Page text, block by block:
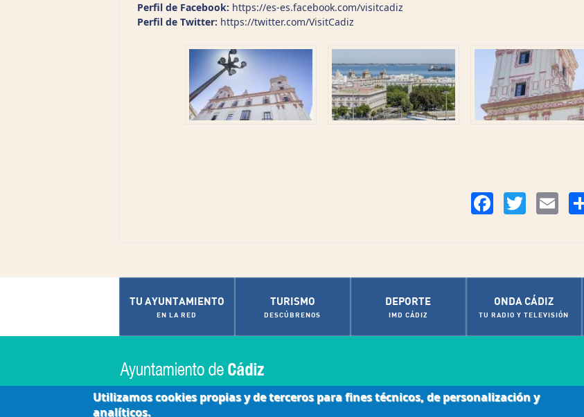
Perfil de Facebook: https://es-es.facebook.com/visitcadiz
Perfil de Twitter: https://twitter.com/VisitCadiz
FacebookTwitter Email
TU AYUNTAMIENTO
EN LA RED
TURISMO
DESCÚBRENOS
DEPORTE
IMD CÁDIZ
ONDA CÁDIZ
TU RADIO Y TELEVISIÓN
Accesibilidad
Utilizamos cookies propias y de terceros para fines técnicos, de personalización y
analíticos.